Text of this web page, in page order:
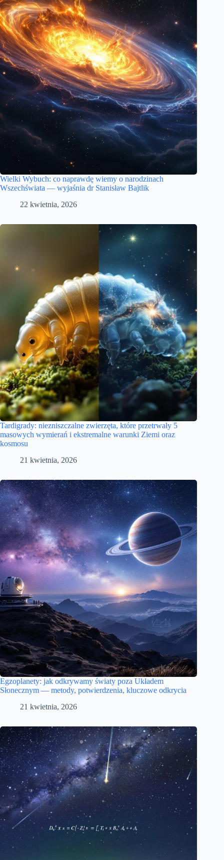
Wielki Wybuch: co naprawdę wiemy o narodzinach
Wszechświata — wyjaśnia dr Stanisław Bajtlik
22 kwietnia, 2026
Tardigrady: niezniszczalne zwierzęta, które przetrwały 5
masowych wymierań i ekstremalne warunki Ziemi oraz
kosmosu
21 kwietnia, 2026
Egzoplanety: jak odkrywamy światy poza Układem
Słonecznym — metody, potwierdzenia, kluczowe odkrycia
21 kwietnia, 2026